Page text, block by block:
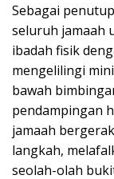
Sebagai
seluruh jamaah
ibadah fisik
mengelilingi
bawah
pendampingan
jamaah
langkah,
seolah-olah